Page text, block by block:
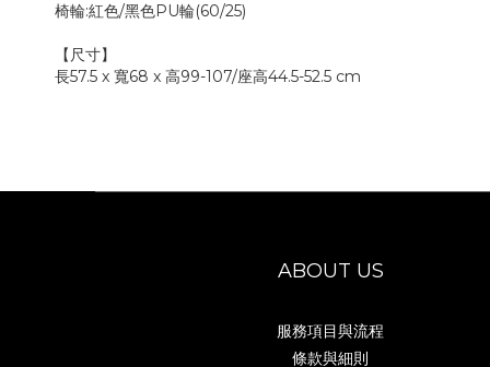
椅輪:紅色/黑色PU輪(60/25)
【尺寸】
長57.5 x 寬68 x 高99-107/座高44.5-52.5 cm
ABOUT US
服務項目與流程
條款與細則